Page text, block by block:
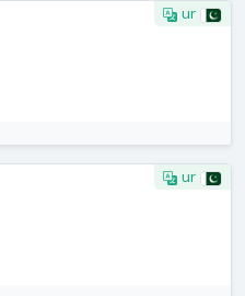
ur
ur